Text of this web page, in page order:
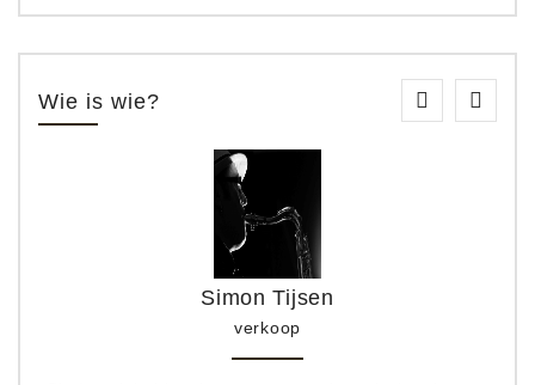
Wie is wie?
Simon Tijsen
verkoop